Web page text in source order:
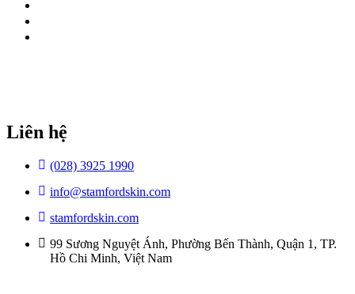
Liên hệ
(028) 3925 1990
info@stamfordskin.com
stamfordskin.com
99 Sương Nguyệt Ánh, Phường Bến Thành, Quận 1, TP.
Hồ Chi Minh, Việt Nam